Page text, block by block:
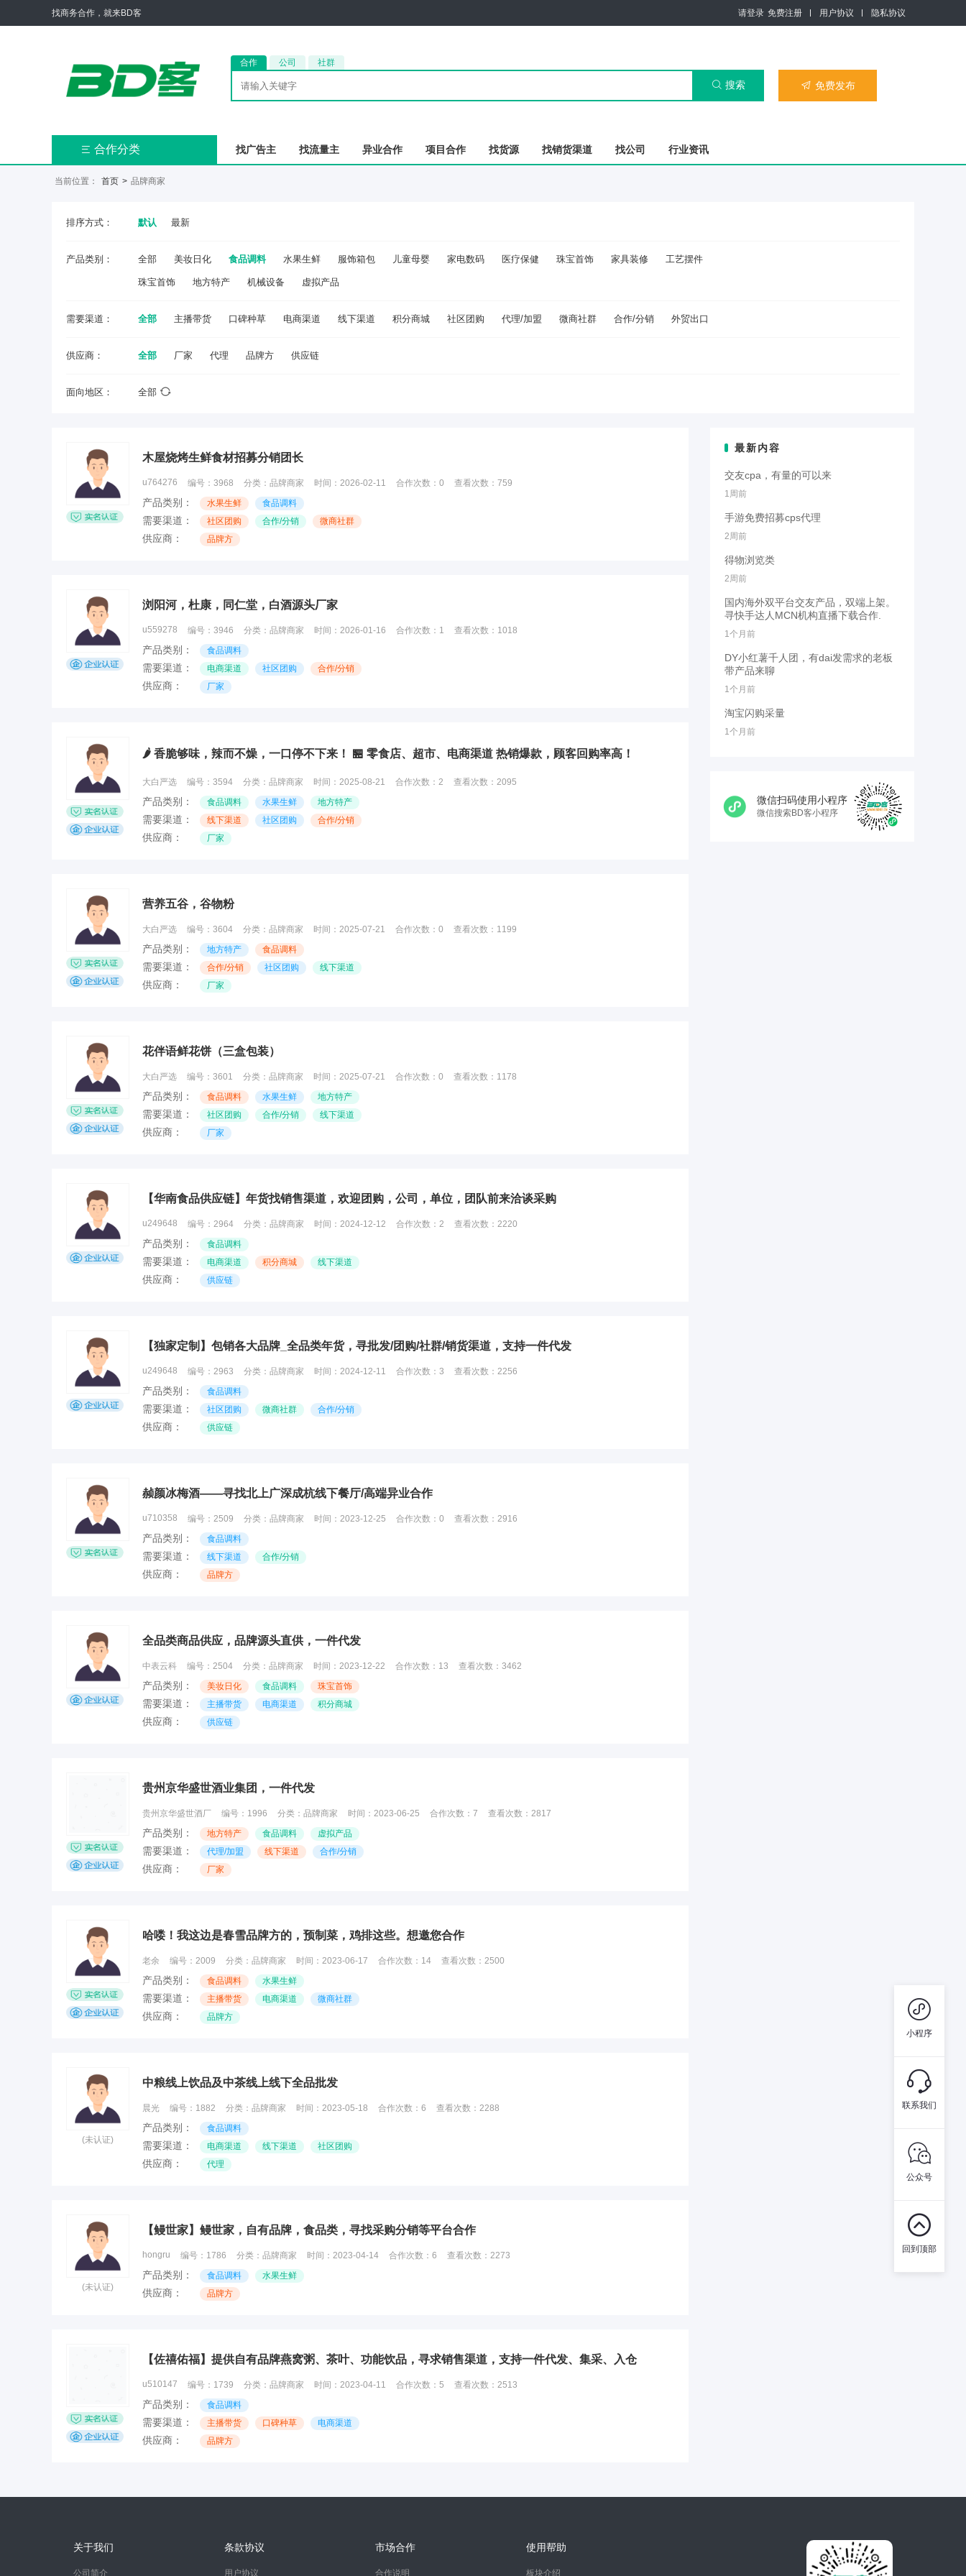
找商务合作，就来BD客 请登录 免费注册 用户协议 隐私协议
合作 公司 社群
 搜索  免费发布
 合作分类 找广告主 找流量主 异业合作 项目合作 找货源 找销货渠道 找公司 行业资讯
当前位置： 首页 > 品牌商家
排序方式： 默认 最新
产品类别： 全部 美妆日化 食品调料 水果生鲜 服饰箱包 儿童母婴 家电数码 医疗保健 珠宝首饰 家具装修 工艺摆件
珠宝首饰 地方特产 机械设备 虚拟产品
需要渠道： 全部 主播带货 口碑种草 电商渠道 线下渠道 积分商城 社区团购 代理/加盟 微商社群 合作/分销 外贸出口
供应商： 全部 厂家 代理 品牌方 供应链
面向地区： 全部
木屋烧烤生鲜食材招募分销团长
u764276 编号： 3968 分类： 品牌商家 时间： 2026-02-11 合作次数： 0 查看次数： 759
产品类别： 水果生鲜 食品调料
需要渠道： 社区团购 合作/分销 微商社群
供应商： 品牌方
浏阳河，杜康，同仁堂，白酒源头厂家
u559278 编号： 3946 分类： 品牌商家 时间： 2026-01-16 合作次数： 1 查看次数： 1018
产品类别： 食品调料
需要渠道： 电商渠道 社区团购 合作/分销
供应商： 厂家
🌶 香脆够味，辣而不燥，一口停不下来！ 🏪 零食店、超市、电商渠道 热销爆款，顾客回购率高！
大白严选 编号： 3594 分类： 品牌商家 时间： 2025-08-21 合作次数： 2 查看次数： 2095
产品类别： 食品调料 水果生鲜 地方特产
需要渠道： 线下渠道 社区团购 合作/分销
供应商： 厂家
营养五谷，谷物粉
大白严选 编号： 3604 分类： 品牌商家 时间： 2025-07-21 合作次数： 0 查看次数： 1199
产品类别： 地方特产 食品调料
需要渠道： 合作/分销 社区团购 线下渠道
供应商： 厂家
花伴语鲜花饼（三盒包装）
大白严选 编号： 3601 分类： 品牌商家 时间： 2025-07-21 合作次数： 0 查看次数： 1178
产品类别： 食品调料 水果生鲜 地方特产
需要渠道： 社区团购 合作/分销 线下渠道
供应商： 厂家
【华南食品供应链】年货找销售渠道，欢迎团购，公司，单位，团队前来洽谈采购
u249648 编号： 2964 分类： 品牌商家 时间： 2024-12-12 合作次数： 2 查看次数： 2220
产品类别： 食品调料
需要渠道： 电商渠道 积分商城 线下渠道
供应商： 供应链
【独家定制】包销各大品牌_全品类年货，寻批发/团购/社群/销货渠道，支持一件代发
u249648 编号： 2963 分类： 品牌商家 时间： 2024-12-11 合作次数： 3 查看次数： 2256
产品类别： 食品调料
需要渠道： 社区团购 微商社群 合作/分销
供应商： 供应链
赪颜冰梅酒——寻找北上广深成杭线下餐厅/高端异业合作
u710358 编号： 2509 分类： 品牌商家 时间： 2023-12-25 合作次数： 0 查看次数： 2916
产品类别： 食品调料
需要渠道： 线下渠道 合作/分销
供应商： 品牌方
全品类商品供应，品牌源头直供，一件代发
中表云科 编号： 2504 分类： 品牌商家 时间： 2023-12-22 合作次数： 13 查看次数： 3462
产品类别： 美妆日化 食品调料 珠宝首饰
需要渠道： 主播带货 电商渠道 积分商城
供应商： 供应链
贵州京华盛世酒业集团，一件代发
贵州京华盛世酒厂 编号： 1996 分类： 品牌商家 时间： 2023-06-25 合作次数： 7 查看次数： 2817
产品类别： 地方特产 食品调料 虚拟产品
需要渠道： 代理/加盟 线下渠道 合作/分销
供应商： 厂家
哈喽！我这边是春雪品牌方的，预制菜，鸡排这些。想邀您合作
老余 编号： 2009 分类： 品牌商家 时间： 2023-06-17 合作次数： 14 查看次数： 2500
产品类别： 食品调料 水果生鲜
需要渠道： 主播带货 电商渠道 微商社群
供应商： 品牌方
(未认证)
中粮线上饮品及中茶线上线下全品批发
晨光 编号： 1882 分类： 品牌商家 时间： 2023-05-18 合作次数： 6 查看次数： 2288
产品类别： 食品调料
需要渠道： 电商渠道 线下渠道 社区团购
供应商： 代理
(未认证)
【鳗世家】鳗世家，自有品牌，食品类，寻找采购分销等平台合作
hongru 编号： 1786 分类： 品牌商家 时间： 2023-04-14 合作次数： 6 查看次数： 2273
产品类别： 食品调料 水果生鲜
供应商： 品牌方
【佐禧佑福】提供自有品牌燕窝粥、茶叶、功能饮品，寻求销售渠道，支持一件代发、集采、入仓
u510147 编号： 1739 分类： 品牌商家 时间： 2023-04-11 合作次数： 5 查看次数： 2513
产品类别： 食品调料
需要渠道： 主播带货 口碑种草 电商渠道
供应商： 品牌方
最新内容
交友cpa，有量的可以来
1周前
手游免费招募cps代理
2周前
得物浏览类
2周前
国内海外双平台交友产品，双端上架。
寻快手达人MCN机构直播下载合作.
1个月前
DY小红薯千人团，有dai发需求的老板
带产品来聊
1个月前
淘宝闪购采量
1个月前
微信扫码使用小程序
微信搜索BD客小程序
关于我们
公司简介
条款协议
用户协议
市场合作
合作说明
使用帮助
板块介绍

小程序

联系我们

公众号

回到顶部